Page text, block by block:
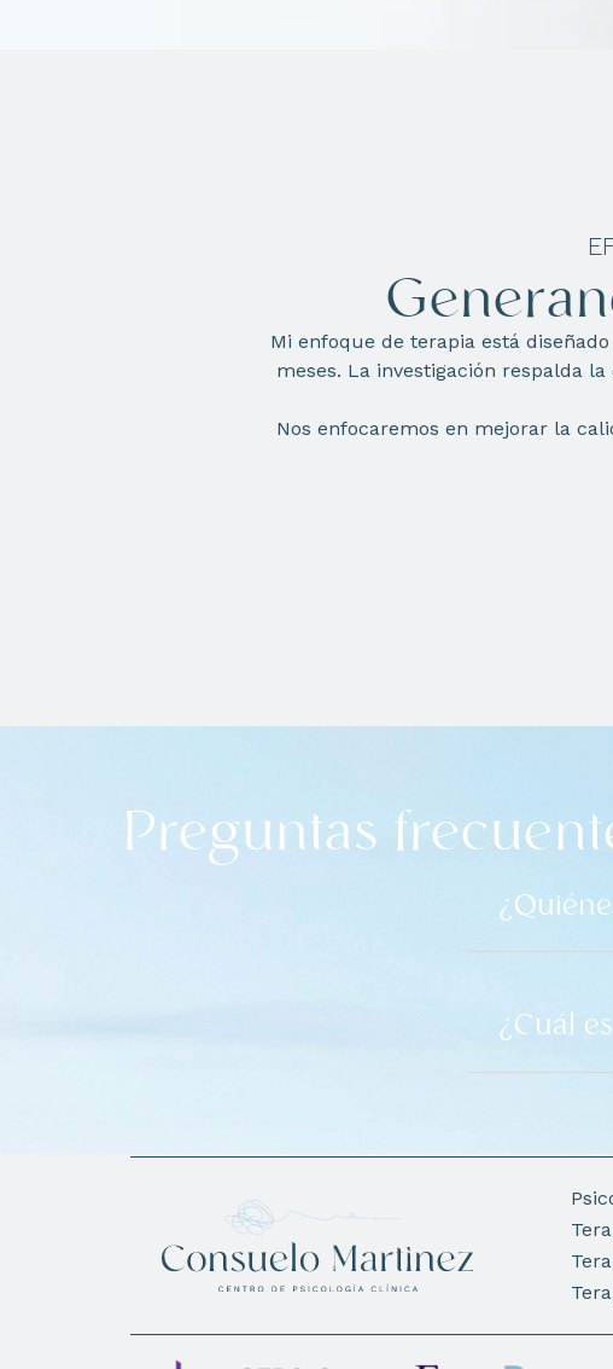
Mi enfoque de terapia está
meses. La investigación respalda
Nos enfocaremos en mejorar la
Preguntas
¿Cuál